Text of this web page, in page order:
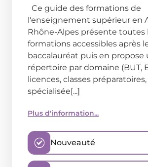
Ce guide des formations de
l'enseignement supérieur en
Rhône-Alpes présente toutes
formations accessibles après
baccalauréat puis en propose
répertoire par domaine (BUT,
licences, classes
spécialisée[...]
Plus d'information...
Nouveauté